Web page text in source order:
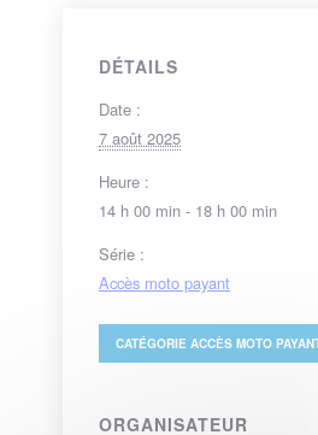
DÉTAILS
Date :
7 août 2025
Heure :
14 h 00 min - 18 h 00 min
Série :
Accès moto payant
CATÉGORIEACCÈS MOTO
ORGANISATEUR